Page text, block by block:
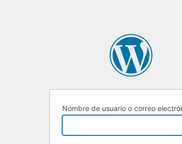
Nombre de usuario o correo